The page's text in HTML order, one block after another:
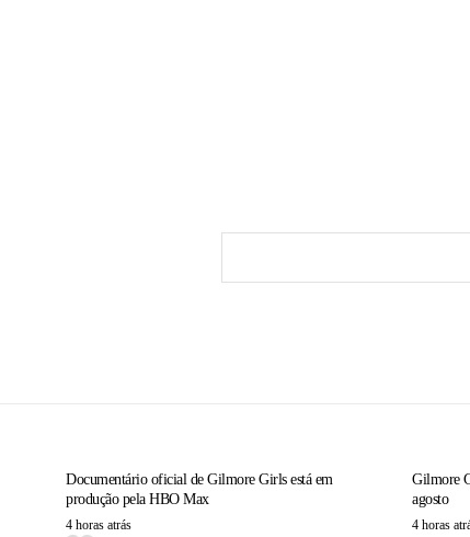
Documentário oficial de Gilmore Girls está em
produção pela HBO Max
4 horas atrás
Gilmore
agosto
4 horas